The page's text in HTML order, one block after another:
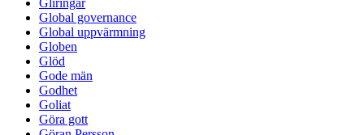
Global governance
Global uppvärmning
Globen
Glöd
Gode män
Godhet
Goliat
Göra gott